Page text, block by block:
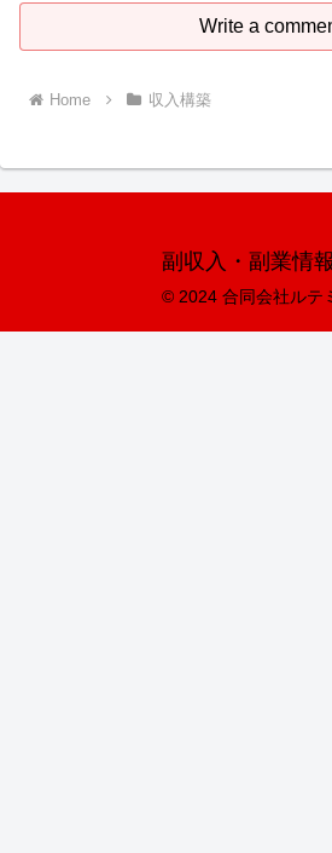
Write a
Home 収入構築
副収入・副業情
© 2024 合同会社ルテ